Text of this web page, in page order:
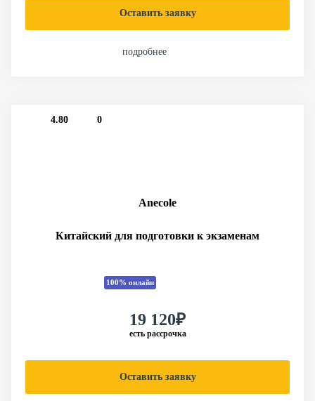
Оставить заявку
подробнее
4.80 0
Anecole
Китайский для подготовки к экзаменам
100% онлайн
19 120₽
есть рассрочка
Оставить заявку